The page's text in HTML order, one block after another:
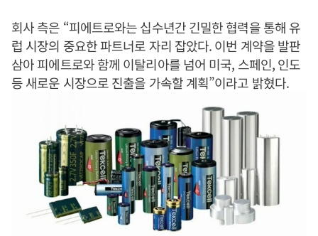
회사 측은 “피에트로와는 십수년간 긴밀한 협력을 통해 유
럽 시장의 중요한 파트너로 자리 잡았다. 이번 계약을 발판
삼아 피에트로와 함께 이탈리아를 넘어 미국, 스페인, 인도
등 새로운 시장으로 진출을 가속할 계획”이라고 밝혔다.